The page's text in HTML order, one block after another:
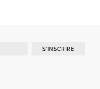
S'INSCRIRE